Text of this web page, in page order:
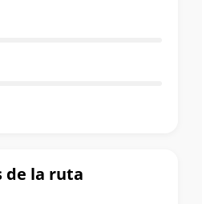
de la ruta